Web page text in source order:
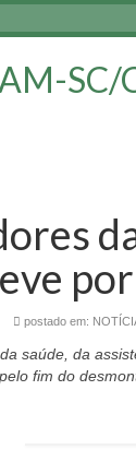
postado em:
saúde, da
fim do